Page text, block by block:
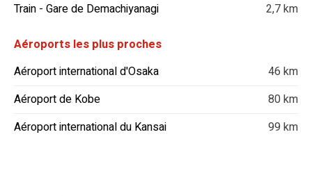
Train - Gare de Demachiyanagi
2,7 km
Aéroports les plus proches
Aéroport international d'Osaka
46 km
Aéroport de Kobe
80 km
Aéroport international du Kansai
99 km